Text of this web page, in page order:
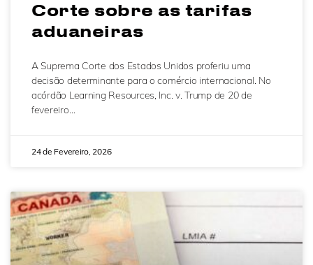
Corte sobre as tarifas
aduaneiras
A Suprema Corte dos Estados Unidos proferiu uma
decisão determinante para o comércio internacional. No
acórdão Learning Resources, Inc. v. Trump de 20 de
fevereiro…
24 de Fevereiro, 2026